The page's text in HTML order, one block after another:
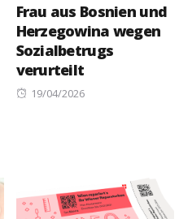
Frau aus Bosnien und
Herzegowina wegen
Sozialbetrugs
verurteilt
Posted
19/04/2026